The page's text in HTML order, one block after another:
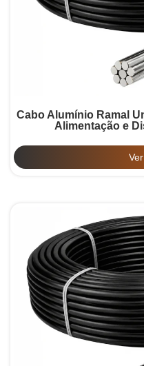
Cabo Alumínio Ramal
Alimentação e